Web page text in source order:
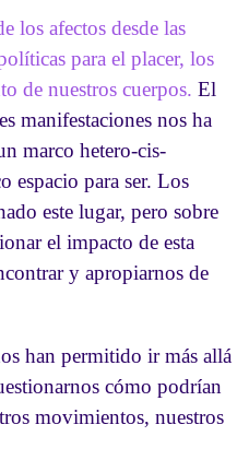
los afectos desde las
para el placer, los
de nuestros cuerpos. El
manifestaciones nos ha
marco hetero-cis-
espacio para ser. Los
este lugar, pero sobre
el impacto de esta
y apropiarnos de
han permitido ir más allá
cómo podrían
movimientos, nuestros